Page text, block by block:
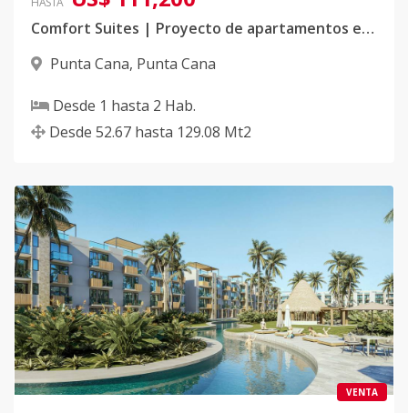
Comfort Suites | Proyecto de apartamentos en Punta Cana
Punta Cana, Punta Cana
Desde 1 hasta 2 Hab.
Desde 52.67 hasta 129.08 Mt2
VENTA